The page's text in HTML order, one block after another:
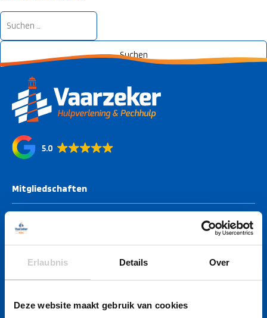
Erlaubnis Details Over
Deze website maakt gebruik van cookies
Suche
nach:
5.0
Mitgliedschaften
Pannenhilfe
Mitglied werden